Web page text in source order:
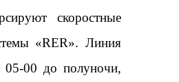
скоростные
«RER». Линия
05-00 до полуночи,